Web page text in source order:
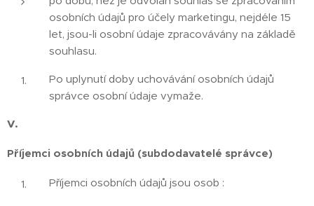
osobních údajů pro účely marketingu, nejdéle 15
let, jsou-li osobní údaje zpracovávány na základě
souhlasu.
Po uplynutí doby uchovávání osobních údajů
správce osobní údaje vymaže.
V.
Příjemci osobních údajů (subdodavatelé správce)
Příjemci osobních údajů jsou osob :